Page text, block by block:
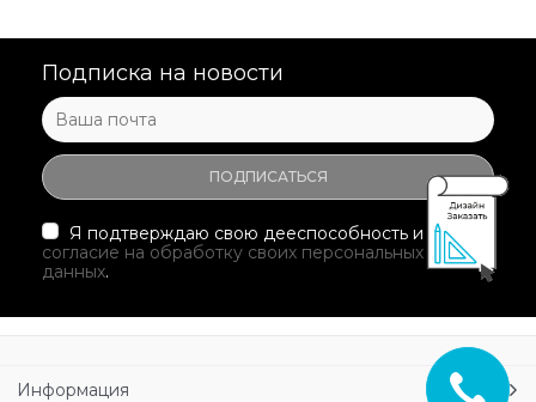
Подписка на новости
Я подтверждаю свою дееспособность и даю
согласие на обработку своих персональных
данных.
Информация